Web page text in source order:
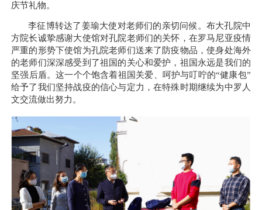
庆节礼物。
李征博转达了姜瑜大使对老师们的亲切问候。布大孔院中
方院长诚挚感谢大使馆对孔院老师们的关怀， 在罗马尼亚疫情
严重的形势下使馆为孔院老师们送来了防疫物品，使身处海外
的老师们深深感受到了祖国的关心和爱护，祖国永远是我们的
坚强后盾。这一个个饱含着祖国关爱、呵护与叮咛的“健康包”
给予了我们坚持战疫的信心与定力，在特殊时期继续为中罗人
文交流做出努力。